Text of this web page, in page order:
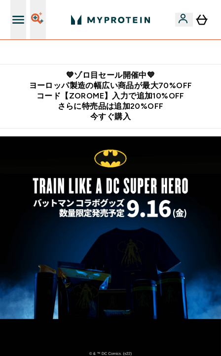
💙ゾロ目セール開催中💙
ヨーロッパ製造の幅広い商品が最大70%OFF
コード【ZOROME】入力で追加10%OFF
さらに特売品は追加20%OFF
今すぐ購入